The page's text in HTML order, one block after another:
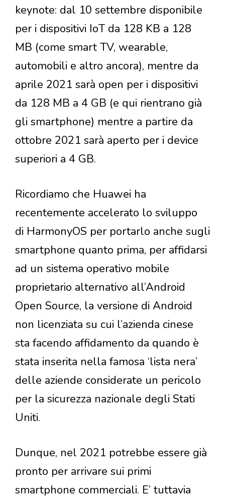
keynote: dal 10 settembre disponibile
per i dispositivi IoT da 128 KB a 128
MB (come smart TV, wearable,
automobili e altro ancora), mentre da
aprile 2021 sarà open per i dispositivi
da 128 MB a 4 GB (e qui rientrano già
gli smartphone) mentre a partire da
ottobre 2021 sarà aperto per i device
superiori a 4 GB.
Ricordiamo che Huawei ha
recentemente accelerato lo sviluppo
di HarmonyOS per portarlo anche sugli
smartphone quanto prima, per affidarsi
ad un sistema operativo mobile
proprietario alternativo all’Android
Open Source, la versione di Android
non licenziata su cui l’azienda cinese
sta facendo affidamento da quando è
stata inserita nella famosa ‘lista nera’
delle aziende considerate un pericolo
per la sicurezza nazionale degli Stati
Uniti.
Dunque, nel 2021 potrebbe essere già
pronto per arrivare sui primi
smartphone commerciali. E’ tuttavia